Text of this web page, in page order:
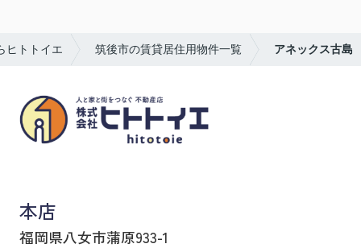
ヒトトイエ 筑後市の賃貸居住用物件一覧 アネックス古島
本店
福岡県八女市蒲原933-1